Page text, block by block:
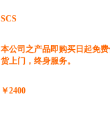
SCS
本公司之产品即购买日起免
货上门，终身服务。
￥2400